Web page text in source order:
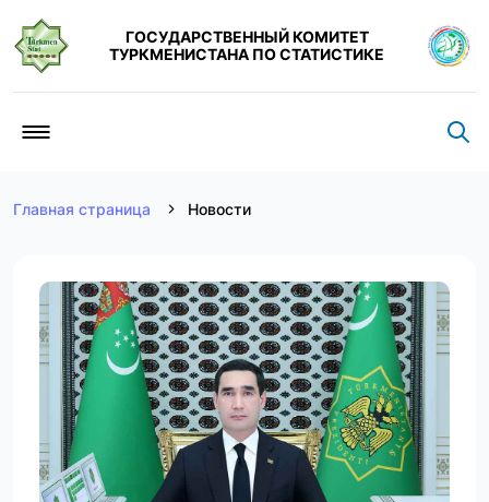
ГОСУДАРСТВЕННЫЙ КОМИТЕТ
ТУРКМЕНИСТАНА ПО СТАТИСТИКЕ
Главная страница Новости